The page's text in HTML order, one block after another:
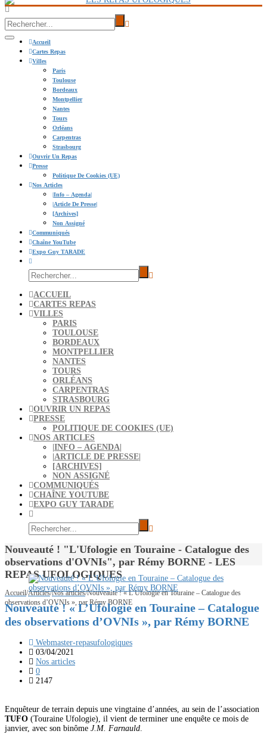
Accueil
Cartes Repas
Villes
Paris
Toulouse
Bordeaux
Montpellier
Nantes
Tours
Orléans
Carpentras
Strasbourg
Ouvrir Un Repas
Presse
Politique De Cookies (UE)
Nos Articles
|info – Agenda|
|Article De Presse|
[Archives]
Non Assigné
Communiqués
Chaîne YouTube
Expo Guy TARADE
ACCUEIL
CARTES REPAS
VILLES
PARIS
TOULOUSE
BORDEAUX
MONTPELLIER
NANTES
TOURS
ORLÉANS
CARPENTRAS
STRASBOURG
OUVRIR UN REPAS
PRESSE
POLITIQUE DE COOKIES (UE)
NOS ARTICLES
|INFO – AGENDA|
|ARTICLE DE PRESSE|
[ARCHIVES]
NON ASSIGNÉ
COMMUNIQUÉS
CHAÎNE YOUTUBE
EXPO GUY TARADE
Nouveauté ! "L'Ufologie en Touraine - Catalogue des
observations d'OVNIs", par Rémy BORNE - LES
REPAS UFOLOGIQUES
Accueil/Articles/Nos articles/Nouveauté ! « L’Ufologie en Touraine – Catalogue des
observations d’OVNIs », par Rémy BORNE
Nouveauté ! « L’Ufologie en Touraine – Catalogue
des observations d’OVNIs », par Rémy BORNE
Webmaster-repasufologiques
03/04/2021
Nos articles
0
2147
Enquêteur de terrain depuis une vingtaine d’années, au sein de l’association
TUFO (Touraine Ufologie), il vient de terminer une enquête ce mois de
janvier, avec son binôme J.M. Farnauld.